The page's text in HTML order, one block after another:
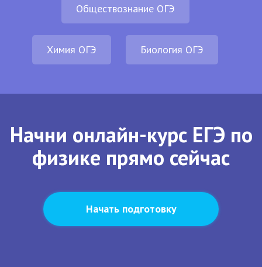
Обществознание ОГЭ
Химия ОГЭ Биология ОГЭ
Начни онлайн-курс ЕГЭ по
физике прямо сейчас
Начать подготовку